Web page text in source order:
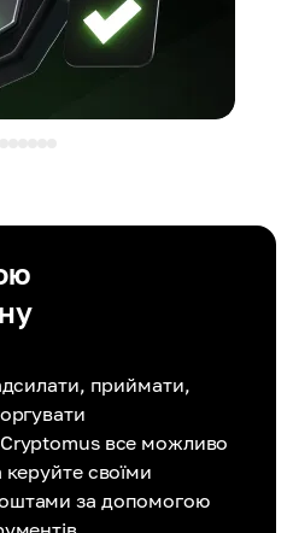
приймати,
все можливо
своїми
за допомогою